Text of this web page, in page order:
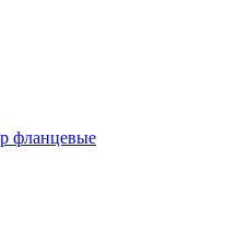
фланцевые